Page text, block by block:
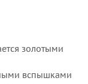
золотыми
вспышками